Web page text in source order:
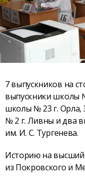
7 выпускников на
выпускники школы
школы № 23 г.
№ 2 г. Ливны и два
им. И. С. Тургенева.
Историю на высший
из Покровского и